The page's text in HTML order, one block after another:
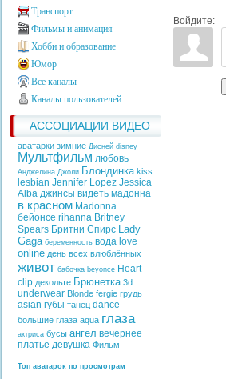
Транспорт
Фильмы и анимация
Хобби и образование
Юмор
Все каналы
Каналы пользователей
АССОЦИАЦИИ ВИДЕО
аватарки зимние Дисней disney
Мультфильм любовь
Анджелина Джоли Блондинка kiss
lesbian Jennifer Lopez Jessica
Alba джинсы видеть мадонна
в красном Madonna
бейонсе rihanna Britney
Spears Бритни Спирс Lady
Gaga беременность вода love
online день всех влюблённых
живот бабочка beyonce Heart
clip декольте Брюнетка 3d
underwear Blonde fergie грудь
asian губы танец dance
большие глаза aqua глаза
актриса бусы ангел вечернее
платье девушка Фильм
Топ аватарок по просмотрам
Войдите: